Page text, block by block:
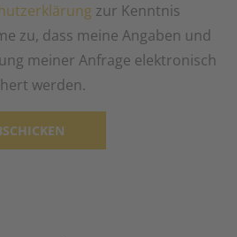
zur Kenntnis
zu, dass meine Angaben und
meiner Anfrage elektronisch
werden.